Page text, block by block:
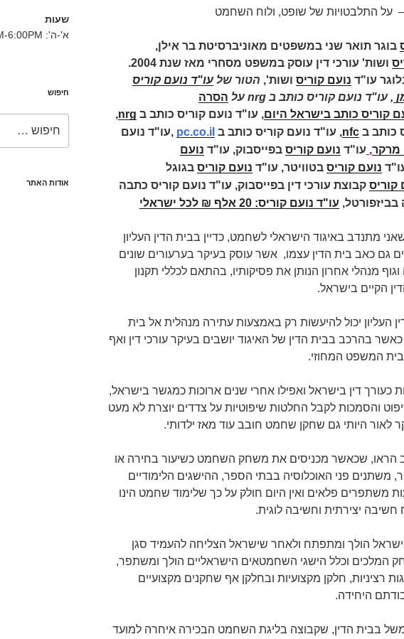
– על התלבטויות של שופט, ולוח השחמט
בוגר תואר שני במשפטים מאוניברסיטת בר אילן,
ושות' עורכי דין עוסק במשפט מסחרי מאז שנת 2004.
עו"ד נועם קוריס ושות', הטור של עו"ד נועם קוריס
, עו"ד נועם קוריס כותב ב nrg על
הסרה
קוריס כותב בישראל היום, עו"ד נועם קוריס כותב ב nrg
,
כותב ב nfc
, עו"ד נועם קוריס כותב ב pc.co.il
,עו"ד נועם
מרקר, עו"ד נועם קוריס בפייסבוק, עו"ד נועם
נועם קוריס בטוויטר, עו"ד נועם קוריס בגוגל
קוריס קבוצת עורכי דין בפייסבוק, עו"ד נועם קוריס כתבה
עו"ד נועם קוריס: 20 אלף ₪ לכל ישראלי
מתנדב באיגוד הישראלי לשחמט, כדיין בבית הדין העליון
גם כאב בית הדין עצמו, אשר עוסק בעיקר בערעורים שונים
מנהלי אחרון הנותן את פסיקותיו, בהתאם לכללי תקנון
הקיים בישראל.
העליון יכול להיעשות רק באמצעות עתירה מנהלית אל בית
בהרכב בבית הדין של האיגוד יושבים בעיקר עורכי דין ואף
המשפט המחוזי.
כעורך דין בישראל ואפילו אחרי שנים ארוכות כמגשר בישראל,
והסמכות לקבל החלטות שיפוטיות על צדדים יוצרת לא מעט
לאור היותי גם שחקן שחמט חובב עוד מאז ילדותי.
הראו, שכאשר מכניסים את משחק השחמט כשיעור בחירה או
משתנים פני האוכלוסיה בבתי הספר, ההישגים הלימודיים
משתפרים פלאים ואין היום חולק על כך שלימוד שחמט הינו
חשיבה יצירתית וחשיבה לוגית.
הולך ומתפתח ולאחר שישראל הצליחה להעמיד סגן
המלכים וכלל הישגי השחמטאים הישראליים הולך ומשתפר,
רציניות, חלקן מקצועיות ובחלקן אף שחקנים מקצועיים
היחידה.
בבית הדין, שקבוצה בליגת השחמט הבכירה איחרה למועד
שעות
א'-ה': 8:30AM-6:00PM
חיפוש
אודות האתר